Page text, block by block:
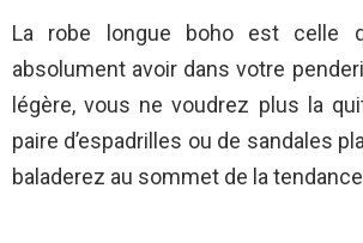
La robe longue boho est celle
absolument avoir dans votre
légère, vous ne voudrez plus la
paire d’espadrilles ou de sandales
baladerez au sommet de la